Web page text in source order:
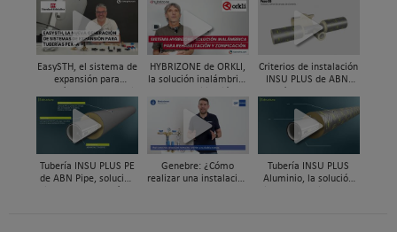
EasySTH, el sistema de
expansión para
Mestres, Standard
Hidráulica
HYBRIZONE de ORKLI,
la solución inalámbrica
zonificación del clima
en vivienda
Criterios de instalación
INSU PLUS de ABN,
Tubería INSU PLUS PE
de ABN Pipe, solución
Genebre: ¿Cómo
realizar una instalación
Tubería INSU PLUS
Aluminio, la solución